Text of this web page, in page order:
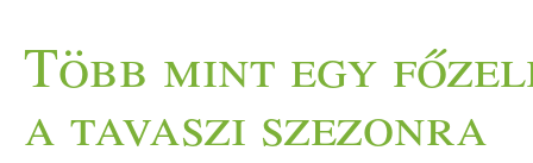
Több mint egy
a tavaszi szezonra